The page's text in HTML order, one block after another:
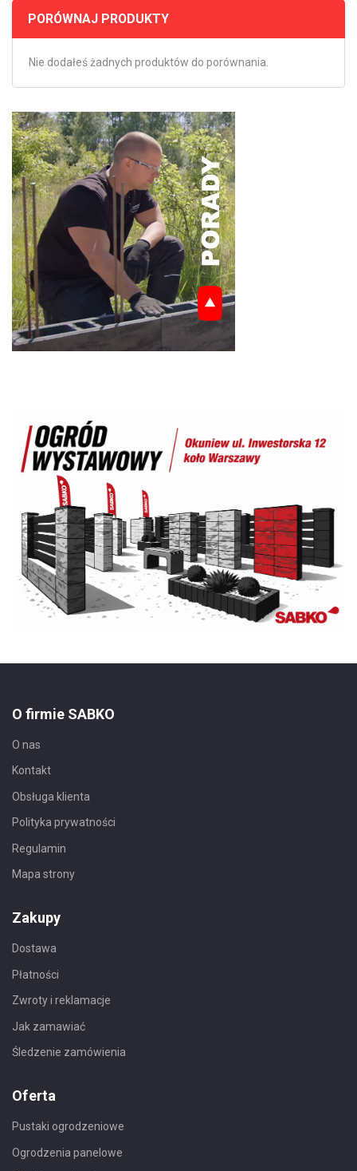
PORÓWNAJ PRODUKTY
Nie dodałeś żadnych produktów do porównania.
O firmie SABKO
O nas
Kontakt
Obsługa klienta
Polityka prywatności
Regulamin
Mapa strony
Zakupy
Dostawa
Płatności
Zwroty i reklamacje
Jak zamawiać
Śledzenie zamówienia
Oferta
Pustaki ogrodzeniowe
Ogrodzenia panelowe